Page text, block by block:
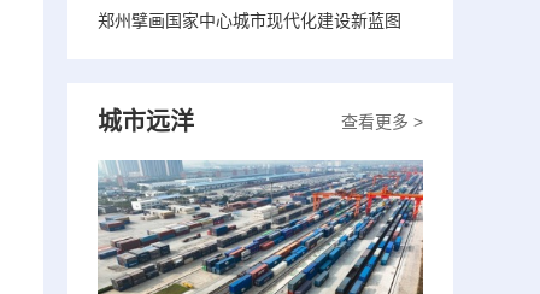
郑州擘画国家中心城市现代化建设新蓝图
查看更多 >
城市远洋